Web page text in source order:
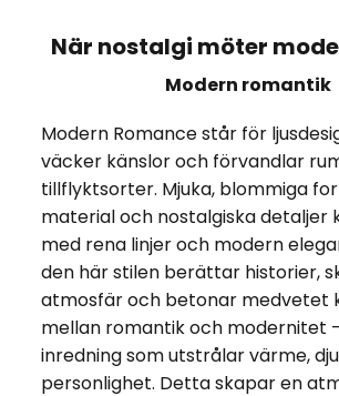
När nostalgi möter
Modern romantik
Modern Romance står för
väcker känslor och förvandlar
tillflyktsorter. Mjuka, blommiga
material och nostalgiska detaljer
med rena linjer och modern
den här stilen berättar historier,
atmosfär och betonar medvetet
mellan romantik och modernitet
inredning som utstrålar värme,
personlighet. Detta skapar en